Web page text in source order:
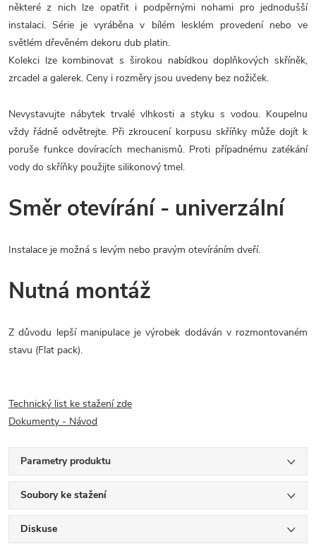
některé z nich lze opatřit i podpěrnými nohami pro jednodušší
instalaci. Série je vyráběna v bílém lesklém provedení nebo ve
světlém dřevěném dekoru dub platin.
Kolekci lze kombinovat s širokou nabídkou doplňkových skříněk,
zrcadel a galerek. Ceny i rozměry jsou uvedeny bez nožiček.
Nevystavujte nábytek trvalé vlhkosti a styku s vodou. Koupelnu
vždy řádně odvětrejte. Při zkroucení korpusu skříňky může dojít k
poruše funkce dovíracích mechanismů. Proti případnému zatékání
vody do skříňky použijte silikonový tmel.
Směr otevírání - univerzální
Instalace je možná s levým nebo pravým otevíráním dveří.
Nutná montáž
Z důvodu lepší manipulace je výrobek dodáván v rozmontovaném
stavu (Flat pack).
Technický list ke stažení zde
Dokumenty - Návod
Parametry produktu
Soubory ke stažení
Diskuse